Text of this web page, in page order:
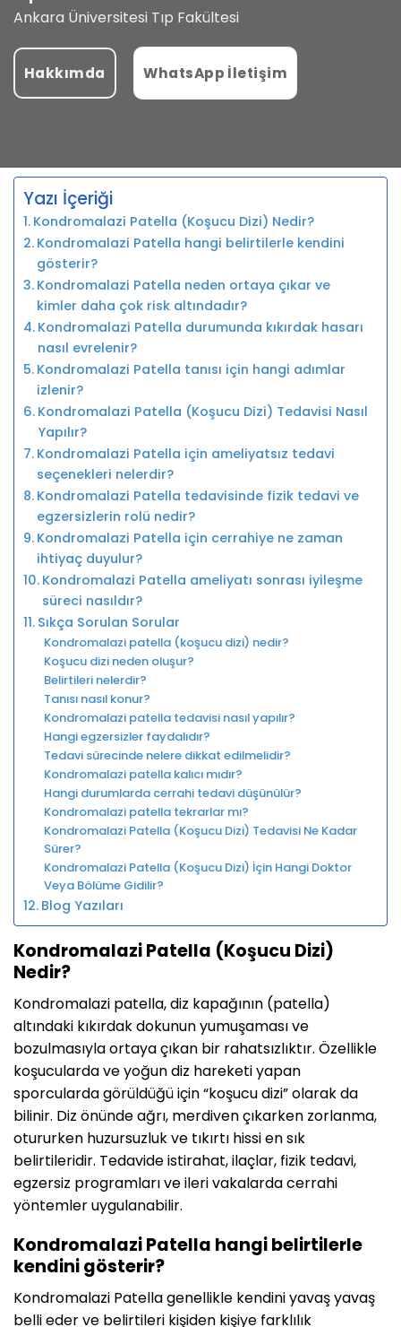
Ankara Üniversitesi Tıp Fakültesi
Hakkımda WhatsApp İletişim
Yazı İçeriği
Kondromalazi Patella (Koşucu Dizi) Nedir?
Kondromalazi Patella hangi belirtilerle kendini
gösterir?
Kondromalazi Patella neden ortaya çıkar ve
kimler daha çok risk altındadır?
Kondromalazi Patella durumunda kıkırdak hasarı
nasıl evrelenir?
Kondromalazi Patella tanısı için hangi adımlar
izlenir?
Kondromalazi Patella (Koşucu Dizi) Tedavisi Nasıl
Yapılır?
Kondromalazi Patella için ameliyatsız tedavi
seçenekleri nelerdir?
Kondromalazi Patella tedavisinde fizik tedavi ve
egzersizlerin rolü nedir?
Kondromalazi Patella için cerrahiye ne zaman
ihtiyaç duyulur?
Kondromalazi Patella ameliyatı sonrası iyileşme
süreci nasıldır?
Sıkça Sorulan Sorular
Kondromalazi patella (koşucu dizi) nedir?
Koşucu dizi neden oluşur?
Belirtileri nelerdir?
Tanısı nasıl konur?
Kondromalazi patella tedavisi nasıl yapılır?
Hangi egzersizler faydalıdır?
Tedavi sürecinde nelere dikkat edilmelidir?
Kondromalazi patella kalıcı mıdır?
Hangi durumlarda cerrahi tedavi düşünülür?
Kondromalazi patella tekrarlar mı?
Kondromalazi Patella (Koşucu Dizi) Tedavisi Ne Kadar
Sürer?
Kondromalazi Patella (Koşucu Dizi) İçin Hangi Doktor
Veya Bölüme Gidilir?
Blog Yazıları
Kondromalazi Patella (Koşucu Dizi)
Nedir?
Kondromalazi patella, diz kapağının (patella)
altındaki kıkırdak dokunun yumuşaması ve
bozulmasıyla ortaya çıkan bir rahatsızlıktır. Özellikle
koşucularda ve yoğun diz hareketi yapan
sporcularda görüldüğü için “koşucu dizi” olarak da
bilinir. Diz önünde ağrı, merdiven çıkarken zorlanma,
otururken huzursuzluk ve tıkırtı hissi en sık
belirtileridir. Tedavide istirahat, ilaçlar, fizik tedavi,
egzersiz programları ve ileri vakalarda cerrahi
yöntemler uygulanabilir.
Kondromalazi Patella hangi belirtilerle
kendini gösterir?
Kondromalazi Patella genellikle kendini yavaş yavaş
belli eder ve belirtileri kişiden kişiye farklılık